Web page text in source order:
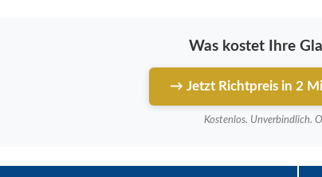
Was kostet Ihre
→ Jetzt Richtpreis in 2
Kostenlos. Unverbindlich.